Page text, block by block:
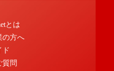
とは
の方へ
ド
質問